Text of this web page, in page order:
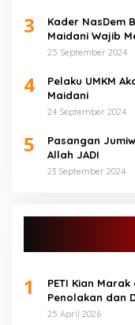
3
Kader NasDem
Maidani Wajib
25 September 2024
4
Pelaku UMKM
Maidani
24 September 2024
5
Pasangan
Allah JADI
23 September 2024
1
PETI Kian
Penolakan dan
Bencana
25 April 2026